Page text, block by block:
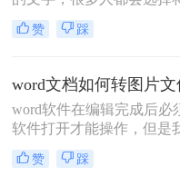
容一个字一个字的录入到
时费力不说，还总容易出
还是有很多快速且好用的
天就来教大家图片转word
赞 踩
word软件在编辑完成后必
软件打开才能操作，但是
过转换图片的方式，让你
能浏览里面的内容，那么
赞 踩